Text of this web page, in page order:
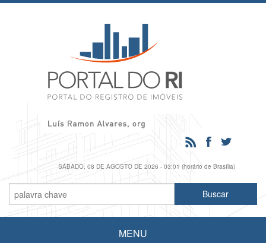
SÁBADO, 08 DE AGOSTO DE 2026 - 03:01 (horário de Brasília)
MENU